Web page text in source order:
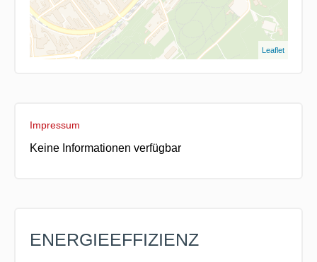
Leaflet
Impressum
Keine Informationen verfügbar
ENERGIEEFFIZIENZ